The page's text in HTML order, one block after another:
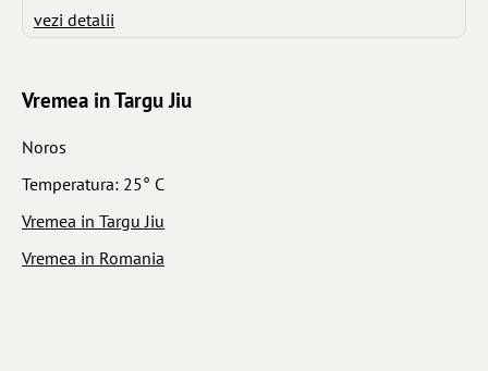
vezi detalii
Vremea in Targu Jiu
Noros
Temperatura: 25° C
Vremea in Targu Jiu
Vremea in Romania